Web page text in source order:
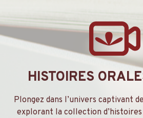
HISTOIRES
Plongez dans l’univers captivant
explorant la collection